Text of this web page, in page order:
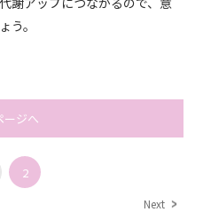
う。
ージへ
2
Next